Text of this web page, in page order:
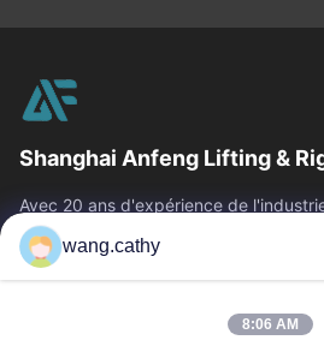
Shanghai Anfeng Lifting &
Avec 20 ans d'expérience de
clients les produits de la meilleure
calage et les...
Liens Rapides
wang.cathy
8:06 AM